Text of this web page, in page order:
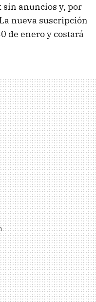
sin anuncios y, por
nueva suscripción
de enero y costará